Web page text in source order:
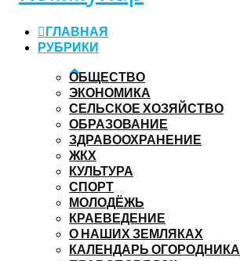
ГЛАВНАЯ
РУБРИКИ
ОБЩЕСТВО
ЭКОНОМИКА
СЕЛЬСКОЕ ХОЗЯЙСТВО
ОБРАЗОВАНИЕ
ЗДРАВООХРАНЕНИЕ
ЖКХ
КУЛЬТУРА
СПОРТ
МОЛОДЁЖЬ
КРАЕВЕДЕНИЕ
О НАШИХ ЗЕМЛЯКАХ
КАЛЕНДАРЬ ОГОРОДНИКА